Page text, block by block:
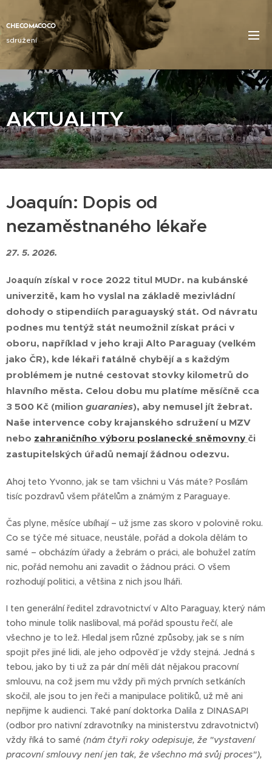
CHECOMACOCO
sdružení
AKTUALITY
Joaquín: Dopis od
nezaměstnaného lékaře
27. 5. 2026.
Joaquín získal v roce 2022 titul MUDr. na kubánské
univerzitě, kam ho vyslal na základě mezivládní
dohody o stipendiích paraguayský stát. Od návratu
podnes mu tentýž stát neumožnil získat práci v
oboru, například v jeho kraji Alto Paraguay (velkém
jako ČR), kde lékaři fatálně chybějí a s každým
problémem je nutné cestovat stovky kilometrů do
hlavního města. Celou dobu mu platíme měsíčně cca
3 500 Kč (milion guaranies), aby nemusel jít žebrat.
Naše intervence coby krajanského sdružení u MZV
nebo zahraničního výboru poslanecké sněmovny či
zastupitelských úřadů nemají žádnou odezvu.
Ahoj teto Yvonno, jak se tam všichni u Vás máte? Posílám
tisíc pozdravů všem přátelům a známým z Paraguaye.
Čas plyne, měsíce ubíhají – už jsme zas skoro v polovině roku.
Co se týče mé situace, neustále, pořád a dokola dělám to
samé – obcházím úřady a žebrám o práci, ale bohužel zatím
nic, pořád nemohu ani zavadit o žádnou práci. O všem
rozhodují politici, a většina z nich jsou lháři.
I ten generální ředitel zdravotnictví v Alto Paraguay, který nám
toho minule tolik nasliboval, má pořád spoustu řečí, ale
všechno je to lež. Hledal jsem různé způsoby, jak se s ním
spojit přes jiné lidi, ale jeho odpověď je vždy stejná. Jedná s
tebou, jako by ti už za pár dní měli dát nějakou pracovní
smlouvu, na což jsem mu vždy při mých prvních setkáních
skočil, ale jsou to jen řeči a manipulace politiků, už mě ani
nepřijme k audienci. Také paní doktorka Dalila z DINASAPI
(odbor pro nativní zdravotníky na ministerstvu zdravotnictví)
vždy říká to samé (nám čtyři roky odepisuje, že "vystavení
pracovní smlouvy není jen tak, že všechno má svůj proces"),